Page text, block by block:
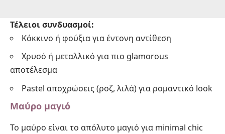
Τέλειοι συνδυασμοί:
Κόκκινο ή φούξια για έντονη αντίθεση
Χρυσό ή μεταλλικό για πιο glamorous
αποτέλεσμα
Pastel αποχρώσεις (ροζ, λιλά) για ρομαντικό look
Μαύρο μαγιό
Το μαύρο είναι το απόλυτο μαγιό για minimal chic